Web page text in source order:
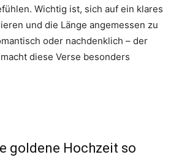
Wichtig ist, sich auf ein klares
und die Länge angemessen zu
oder nachdenklich – der
diese Verse besonders
goldene Hochzeit so